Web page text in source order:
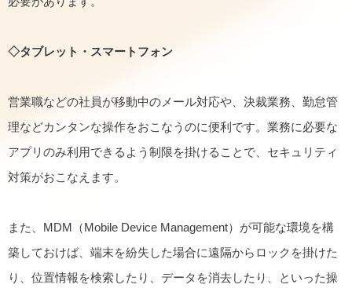
◇タブレット・スマートフォン
営業職などの社員が移動中のメール対応や、決裁業務、勤怠管
理などカンタンな操作をおこなうのに便利です。業務に必要な
アプリのみ利用できるよう制限を掛けることで、セキュリティ
対策がおこなえます。
また、MDM（Mobile Device Management）が可能な環境を構
築しておけば、端末を紛失した場合に遠隔からロックを掛けた
り、位置情報を検索したり、データを消去したり、といった操